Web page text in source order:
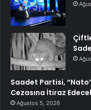
Saadet Partisi,
Cezasına İtiraz
Ağustos 5, 2026